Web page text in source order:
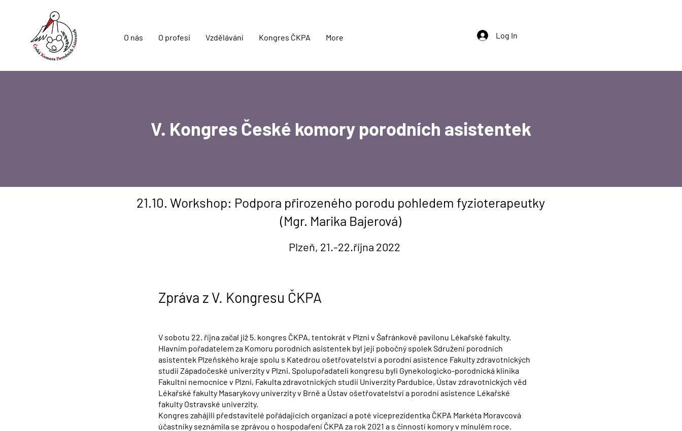
O nás O profesi Vzdělávání Kongres ČKPA More Log In
V. Kongres České komory porodních asistentek
21.10. Workshop: Podpora přirozeného porodu pohledem fyzioterapeutky
(Mgr. Marika Bajerová)
Plzeň, 21.-22.října 2022
Zpráva z V. Kongresu ČKPA
V sobotu 22. října začal již 5. kongres ČKPA, tentokrát v Plzni v Šafránkově pavilonu Lékařské fakulty.
Hlavním pořadatelem za Komoru porodních asistentek byl její pobočný spolek Sdružení porodních
asistentek Plzeňského kraje spolu s Katedrou ošetřovatelství a porodní asistence Fakulty zdravotnických
studií Západočeské univerzity v Plzni. Spolupořadateli kongresu byli Gynekologicko-porodnická klinika
Fakultní nemocnice v Plzni, Fakulta zdravotnických studií Univerzity Pardubice, Ústav zdravotnických věd
Lékařské fakulty Masarykovy univerzity v Brně a Ústav ošetřovatelství a porodní asistence Lékařské
fakulty Ostravské univerzity.
Kongres zahájili představitelé pořádajících organizací a poté viceprezidentka ČKPA Markéta Moravcová
účastníky seznámila se zprávou o hospodaření ČKPA za rok 2021 a s činností komory v minulém roce.